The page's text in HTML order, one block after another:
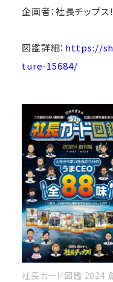
企画者：社長チップス！
図鑑詳細： https://
ture-15684/
社長カード図鑑 2024